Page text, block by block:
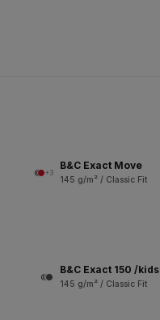
+3
B&C Exact Move
145 g/m² / Classic Fit
B&C Exact 150 /kids
145 g/m² / Classic Fit